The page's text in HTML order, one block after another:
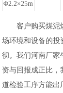
Φ2.2×25m
客户购买煤泥烘
场环境和设备的投
彻。我们河南厂家
资与回报成正比，
道检验工序方能出